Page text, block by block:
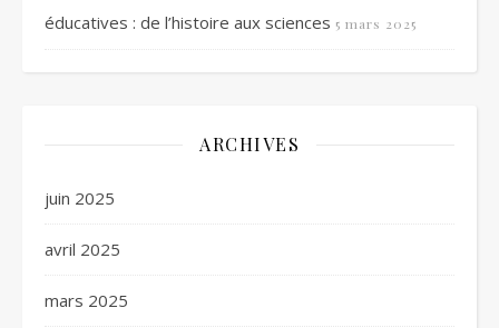
éducatives : de l’histoire aux sciences 5 mars 2025
ARCHIVES
juin 2025
avril 2025
mars 2025